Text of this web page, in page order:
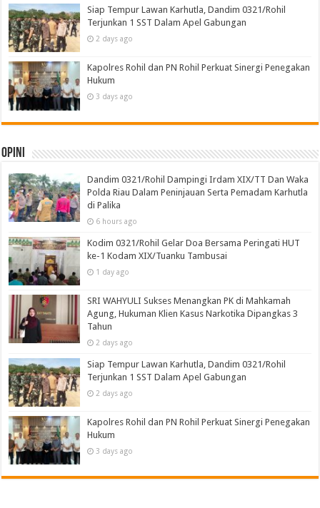
Siap Tempur Lawan Karhutla, Dandim 0321/Rohil
Terjunkan 1 SST Dalam Apel Gabungan
2 days ago
Kapolres Rohil dan PN Rohil Perkuat Sinergi Penegakan
Hukum
3 days ago
Opini
Dandim 0321/Rohil Dampingi Irdam XIX/TT Dan Waka
Polda Riau Dalam Peninjauan Serta Pemadam Karhutla
di Palika
6 hours ago
Kodim 0321/Rohil Gelar Doa Bersama Peringati HUT
ke-1 Kodam XIX/Tuanku Tambusai
1 day ago
SRI WAHYULI Sukses Menangkan PK di Mahkamah
Agung, Hukuman Klien Kasus Narkotika Dipangkas 3
Tahun
2 days ago
Siap Tempur Lawan Karhutla, Dandim 0321/Rohil
Terjunkan 1 SST Dalam Apel Gabungan
2 days ago
Kapolres Rohil dan PN Rohil Perkuat Sinergi Penegakan
Hukum
3 days ago